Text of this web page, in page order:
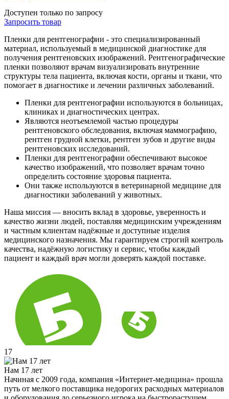
Доступен только по запросу
Запросить товар
Пленки для рентгенографии - это специализированный
материал, используемый в медицинской диагностике для
получения рентгеновских изображений. Рентгенографические
пленки позволяют врачам визуализировать внутренние
структуры тела пациента, включая кости, органы и ткани, что
помогает в диагностике и лечении различных заболеваний.
Пленки для рентгенографии используются в больницах,
клиниках и диагностических центрах.
Являются неотъемлемой частью процедуры
рентгеновского обследования, включая маммографию,
рентген грудной клетки, рентген зубов и другие виды
рентгеновских исследований.
Пленки для рентгенографии обеспечивают высокое
качество изображений, что позволяет врачам точно
определить состояние здоровья пациента.
Они также используются в ветеринарной медицине для
диагностики заболеваний у животных.
Наша миссия — вносить вклад в здоровье, уверенность и
качество жизни людей, поставляя медицинским учреждениям
и частным клиентам надёжные и доступные изделия
медицинского назначения. Мы гарантируем строгий контроль
качества, надёжную логистику и сервис, чтобы каждый
пациент и каждый врач могли доверять каждой поставке.
17
Нам 17 лет
Начиная с 2009 года, компания «Интернет-медицина» прошла
путь от мелкого поставщика недорогих расходных материалов